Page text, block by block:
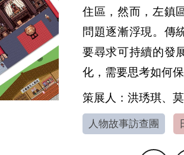
住區，然而，左鎮
問題逐漸浮現。傳
要尋求可持續的發
化，需要思考如何
策展人：洪琇琪、
人物故事訪查團